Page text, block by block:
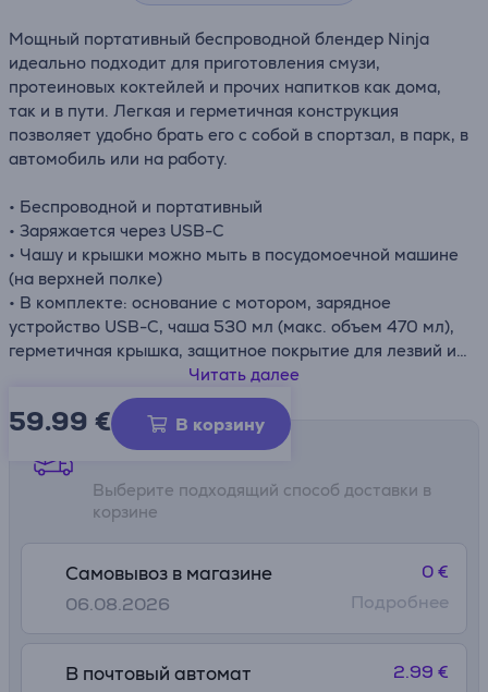
Мощный портативный беспроводной блендер Ninja
идеально подходит для приготовления смузи,
протеиновых коктейлей и прочих напитков как дома,
так и в пути. Легкая и герметичная конструкция
позволяет удобно брать его с собой в спортзал, в парк, в
автомобиль или на работу.
• Беспроводной и портативный
• Заряжается через USB-C
• Чашу и крышки можно мыть в посудомоечной машине
(на верхней полке)
• В комплекте: основание с мотором, зарядное
устройство USB-C, чаша 530 мл (макс. объем 470 мл),
герметичная крышка, защитное покрытие для лезвий и
Читать далее
59.99 € В корзину
Способы доставки
Выберите подходящий способ доставки в
корзине
Самовывоз в магазине
06.08.2026
0 €
Подробнее
В почтовый автомат 2.99 €